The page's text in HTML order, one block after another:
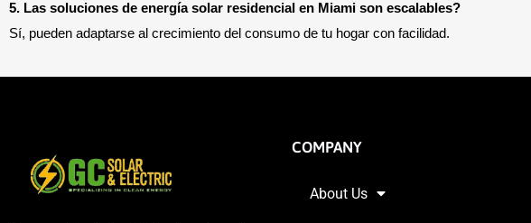
5. Las soluciones de energía solar residencial en Miami son escalables?
Sí, pueden adaptarse al crecimiento del consumo de tu hogar con facilidad.
COMPANY
About Us